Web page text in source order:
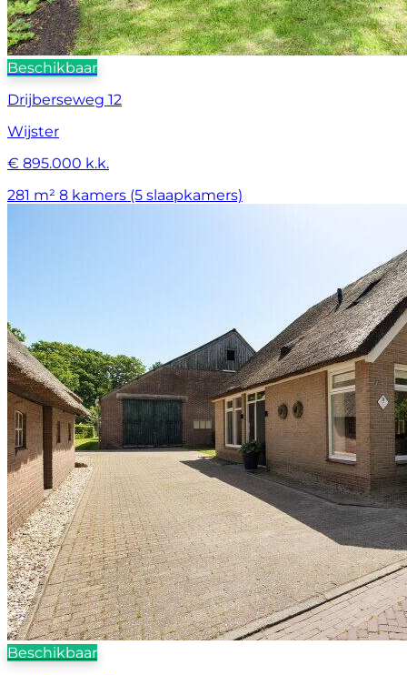
Beschikbaar
Drijberseweg 12
Wijster
€ 895.000 k.k.
281 m² 8 kamers (5 slaapkamers)
Beschikbaar